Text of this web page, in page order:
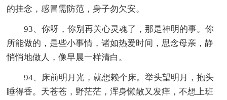
的挂念，感冒需防范，身子勿欠安。
93、你呀，你别再关心灵魂了，那是神明的事。你
所能做的，是些小事情，诸如热爱时间，思念母亲，静
悄悄地做人，像早晨一样清白。
94、床前明月光，就想赖个床。举头望明月，抱头
睡得香。天苍苍，野茫茫，浑身懒散又发痒，不想上班